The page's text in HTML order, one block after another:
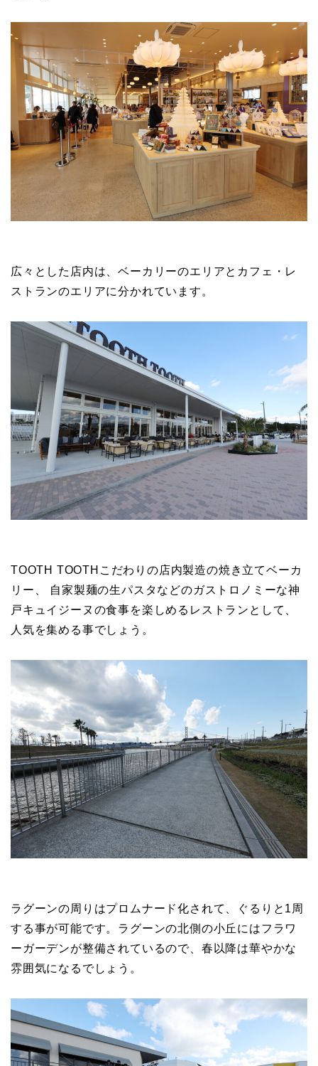
広々とした店内は、ベーカリーのエリアとカフェ・レ
ストランのエリアに分かれています。
TOOTH TOOTHこだわりの店内製造の焼き立てベーカ
リー、 自家製麺の生パスタなどのガストロノミーな神
戸キュイジーヌの食事を楽しめるレストランとして、
人気を集める事でしょう。
ラグーンの周りはプロムナード化されて、ぐるりと1周
する事が可能です。ラグーンの北側の小丘にはフラワ
ーガーデンが整備されているので、春以降は華やかな
雰囲気になるでしょう。